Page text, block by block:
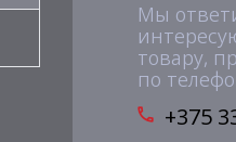
Мы
товару,
по
+375